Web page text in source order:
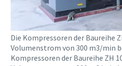
Die Kompressoren der Baureihe
Volumenstrom von 300 m3/min
Kompressoren der Baureihe ZH